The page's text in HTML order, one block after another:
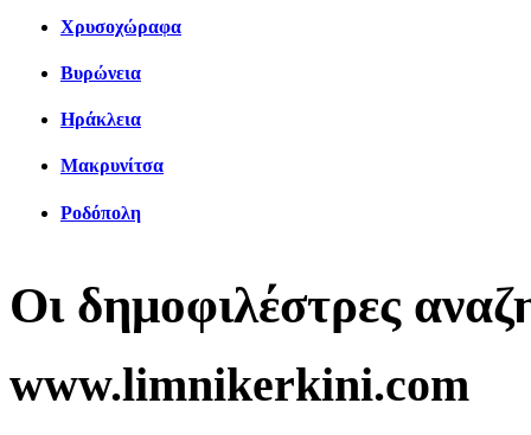
Χρυσοχώραφα
Βυρώνεια
Ηράκλεια
Μακρυνίτσα
Ροδόπολη
Οι δημοφιλέστρες
www.limnikerkini.com